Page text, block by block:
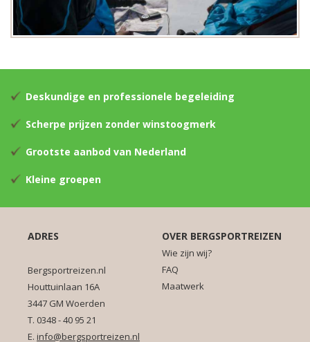
Deskundige en professionele begeleiding
Scherpe prijzen zonder winstoogmerk
Grootste aanbod van Nederland
Kleine groepen
ADRES
Bergsportreizen.nl
Houttuinlaan 16A
3447 GM Woerden
T. 0348 - 40 95 21
E. info@bergsportreizen.nl
OVER BERGSPORTREIZEN
Wie zijn wij?
FAQ
Maatwerk